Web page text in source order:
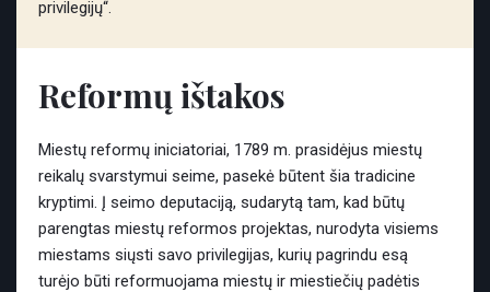
privilegijų“.
Reformų ištakos
Miestų reformų iniciatoriai, 1789 m. prasidėjus miestų
reikalų svarstymui seime, pasekė būtent šia tradicine
kryptimi. Į seimo deputaciją, sudarytą tam, kad būtų
parengtas miestų reformos projektas, nurodyta visiems
miestams siųsti savo privilegijas, kurių pagrindu esą
turėjo būti reformuojama miestų ir miestiečių padėtis